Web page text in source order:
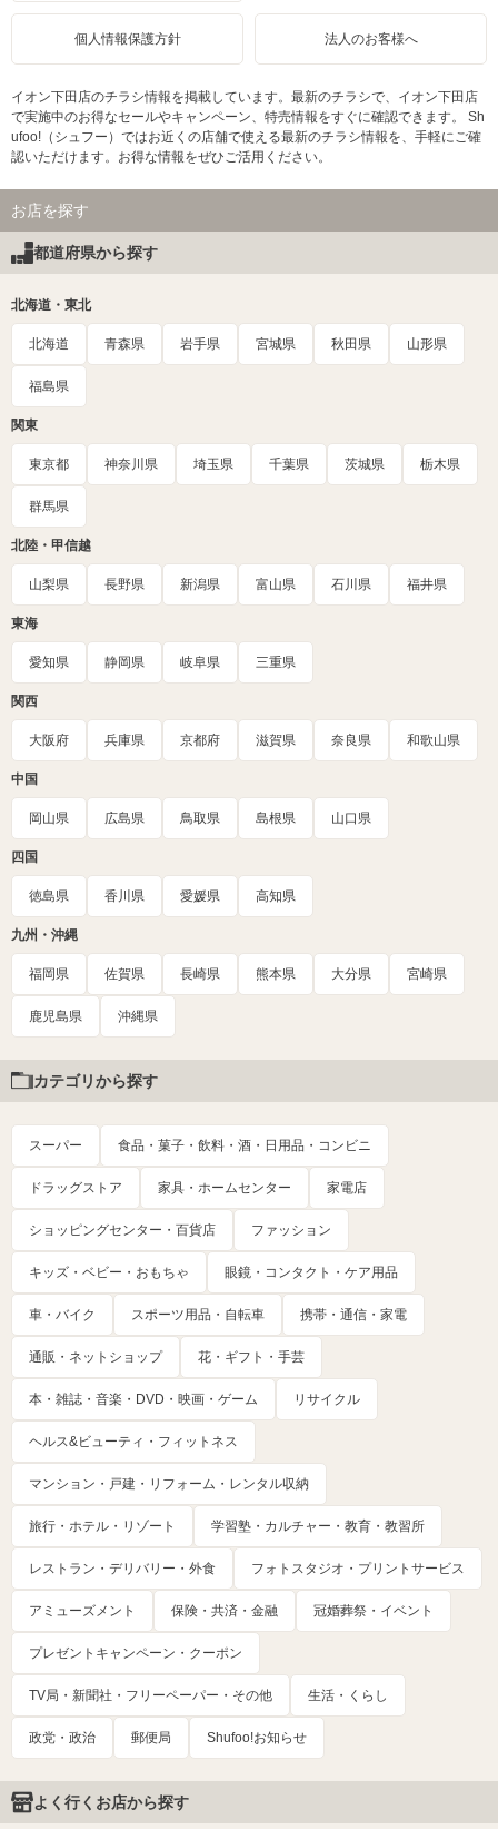
個人情報保護方針 法人のお客様へ
イオン下田店のチラシ情報を掲載しています。最新のチラシで、イオン下田店
で実施中のお得なセールやキャンペーン、特売情報をすぐに確認できます。 Sh
ufoo!（シュフー）ではお近くの店舗で使える最新のチラシ情報を、手軽にご確
認いただけます。お得な情報をぜひご活用ください。
お店を探す
都道府県から探す
北海道・東北
北海道 青森県 岩手県 宮城県 秋田県 山形県
福島県
関東
東京都 神奈川県 埼玉県 千葉県 茨城県 栃木県
群馬県
北陸・甲信越
山梨県 長野県 新潟県 富山県 石川県 福井県
東海
愛知県 静岡県 岐阜県 三重県
関西
大阪府 兵庫県 京都府 滋賀県 奈良県 和歌山県
中国
岡山県 広島県 鳥取県 島根県 山口県
四国
徳島県 香川県 愛媛県 高知県
九州・沖縄
福岡県 佐賀県 長崎県 熊本県 大分県 宮崎県
鹿児島県 沖縄県
カテゴリから探す
スーパー 食品・菓子・飲料・酒・日用品・コンビニ
ドラッグストア 家具・ホームセンター 家電店
ショッピングセンター・百貨店 ファッション
キッズ・ベビー・おもちゃ 眼鏡・コンタクト・ケア用品
車・バイク スポーツ用品・自転車 携帯・通信・家電
通販・ネットショップ 花・ギフト・手芸
本・雑誌・音楽・DVD・映画・ゲーム リサイクル
ヘルス&ビューティ・フィットネス
マンション・戸建・リフォーム・レンタル収納
旅行・ホテル・リゾート 学習塾・カルチャー・教育・教習所
レストラン・デリバリー・外食 フォトスタジオ・プリントサービス
アミューズメント 保険・共済・金融 冠婚葬祭・イベント
プレゼントキャンペーン・クーポン
TV局・新聞社・フリーペーパー・その他 生活・くらし
政党・政治 郵便局 Shufoo!お知らせ
よく行くお店から探す